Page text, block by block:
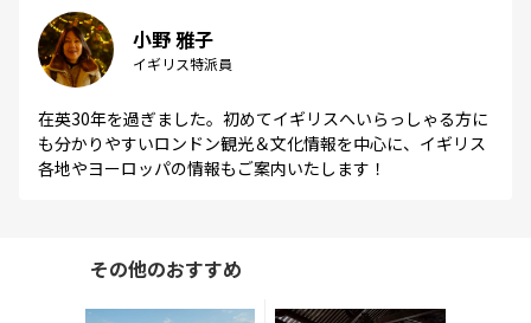
小野 雅子
イギリス特派員
在英30年を過ぎました。初めてイギリスへいらっしゃる方に
も分かりやすいロンドン観光＆文化情報を中心に、イギリス
各地やヨーロッパの情報もご案内いたします！
その他のおすすめ